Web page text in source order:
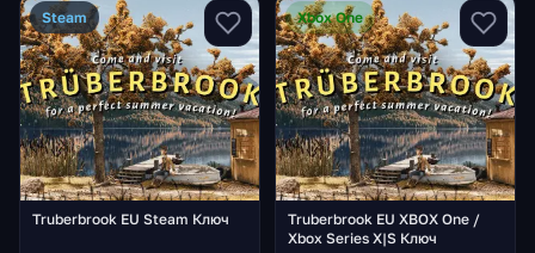
Steam
Truberbrook EU Steam Ключ
Xbox One
Truberbrook EU XBOX One /
Xbox Series X|S Ключ